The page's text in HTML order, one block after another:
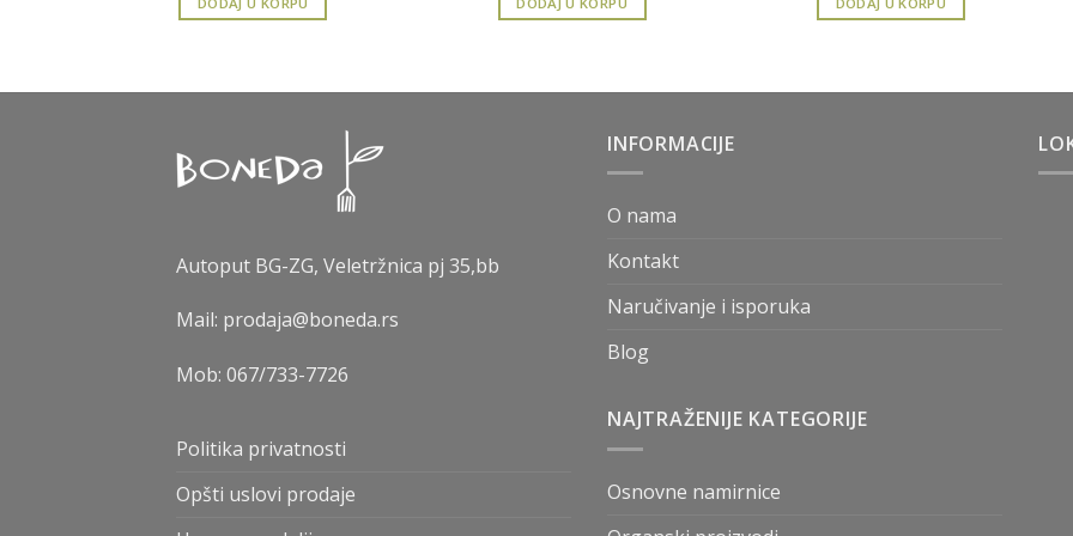
Autoput BG-ZG, Veletržnica pj 35,bb
Mail: prodaja@boneda.rs
Mob: 067/733-7726
Politika privatnosti
Opšti uslovi prodaje
INFORMACIJE
O nama
Kontakt
Naručivanje i isporuka
Blog
NAJTRAŽENIJE KATEGORIJE
Osnovne namirnice